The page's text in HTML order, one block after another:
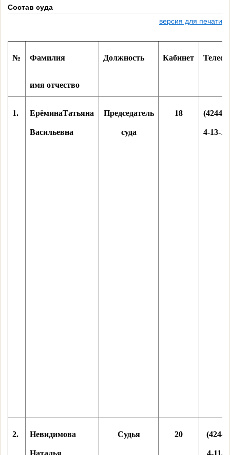
Состав суда
версия для печати
№ Фамилия
имя отчество
Должность Кабинет
1. ЕрёминаТатьяна
Васильевна
Председатель
суда
18 (42441)
4-13-17
2. Невидимова
Наталья
Судья 20
4-11-